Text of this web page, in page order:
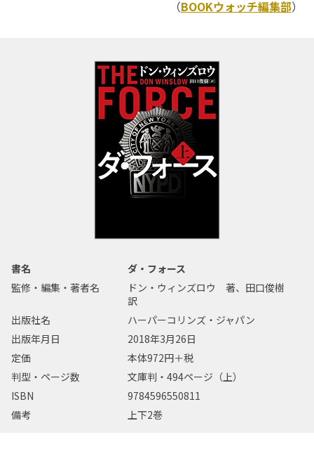
（BOOKウォッチ編集部）
書名
ダ・フォース
監修・編集・著者名
ドン・ウィンズロウ 著、田口俊樹
訳
出版社名
ハーパーコリンズ・ジャパン
出版年月日
2018年3月26日
定価
本体972円＋税
判型・ページ数
文庫判・494ページ（上）
ISBN
9784596550811
備考
上下2巻